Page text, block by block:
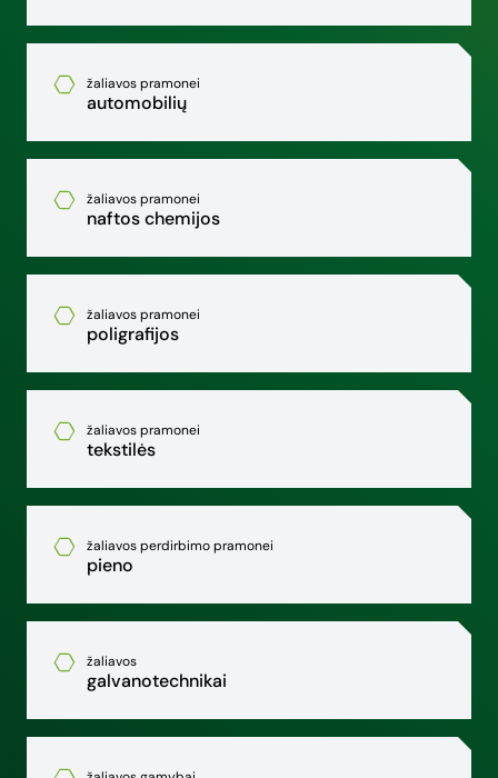
žaliavos pramonei
automobilių
žaliavos pramonei
naftos chemijos
žaliavos pramonei
poligrafijos
žaliavos pramonei
tekstilės
žaliavos perdirbimo pramonei
pieno
žaliavos
galvanotechnikai